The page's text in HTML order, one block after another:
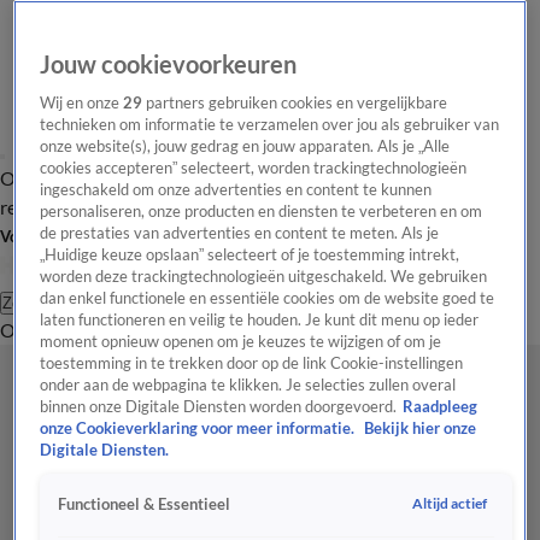
Overzicht Laatste nieuws Regionieuws Het beste van Hart
Tip de
redactie
Volg Hart van Nederland
Zoeken
OverzichtRegioUitzendingenWeerTip de redactiePanelVideo's
Jouw cookievoorkeuren
Wij en onze29 partners gebruiken cookies en vergelijkbare
technieken om informatie te verzamelen over jou als gebruiker van
onze website(s), jouw gedrag en jouw apparaten. Als je „Alle
cookies accepteren” selecteert, worden trackingtechnologieën
ingeschakeld om onze advertenties en content te kunnen
personaliseren, onze producten en diensten te verbeteren en om
de prestaties van advertenties en content te meten. Als je
„Huidige keuze opslaan” selecteert of je toestemming intrekt,
worden deze trackingtechnologieën uitgeschakeld. We gebruiken
dan enkel functionele en essentiële cookies om de website goed te
laten functioneren en veilig te houden. Je kunt dit menu op ieder
moment opnieuw openen om je keuzes te wijzigen of om je
toestemming in te trekken door op de link Cookie-instellingen
onder aan de webpagina te klikken. Je selecties zullen overal
binnen onze Digitale Diensten worden doorgevoerd. Raadpleeg
onze Cookieverklaring voor meer informatie.
Bekijk hier onze
Digitale Diensten.
Functioneel & Essentieel Altijd actief